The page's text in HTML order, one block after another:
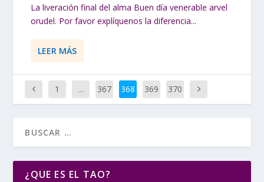
La liveración final del alma Buen día venerable arvel
orudel. Por favor explíquenos la diferencia...
LEER MÁS
1 … 367 368 369 370
¿QUE ES EL TAO?